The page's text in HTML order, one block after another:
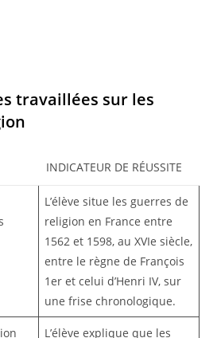
travaillées sur les
INDICATEUR DE RÉUSSITE
L’élève situe les guerres de
religion en France entre
1562 et 1598, au XVIe siècle,
entre le règne de François
1er et celui d’Henri IV, sur
une frise chronologique.
L’élève explique que les